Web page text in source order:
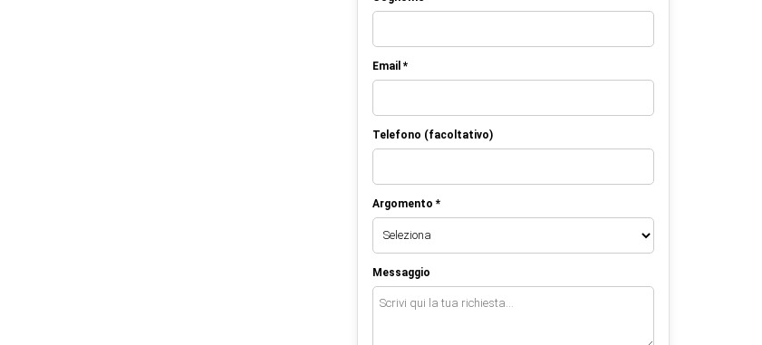
Email *
Telefono (facoltativo)
Argomento *
Messaggio